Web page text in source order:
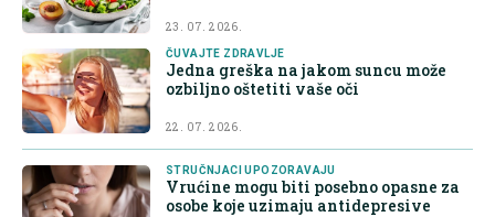
23. 07. 2026.
ČUVAJTE ZDRAVLJE
Jedna greška na jakom suncu može
ozbiljno oštetiti vaše oči
22. 07. 2026.
STRUČNJACI UPOZORAVAJU
Vrućine mogu biti posebno opasne za
osobe koje uzimaju antidepresive